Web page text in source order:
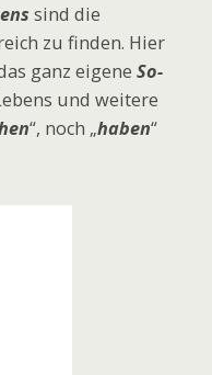
sind die
zu finden. Hier
ganz eigene So-
und weitere
“, noch „haben“